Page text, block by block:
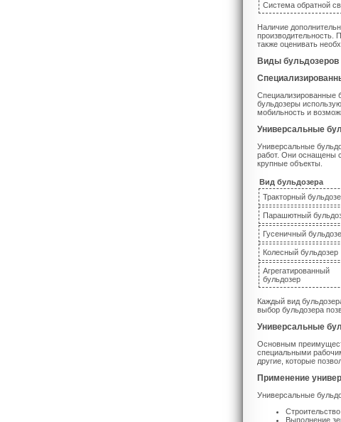
Система обратной
Наличие
производительность.
также оценивать
Виды бульдозеров
Специализированные
бульдозеры
мобильность и
Универсальные
Универсальные
работ. Они оснащены
крупные объекты.
Вид бульдозера
Тракторный
Парашютный
Гусеничный
Колесный бульдозер
Агрегатированный
бульдозер
Каждый вид
выбор бульдозера
Универсальные
Основным
специальными
другие, которые
Применение
Универсальные
Выполнение